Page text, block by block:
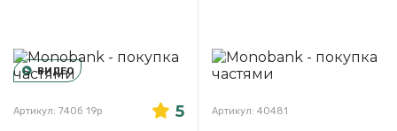
ВИДЕО
Артикул: 740б 19р 5 Артикул: 40481